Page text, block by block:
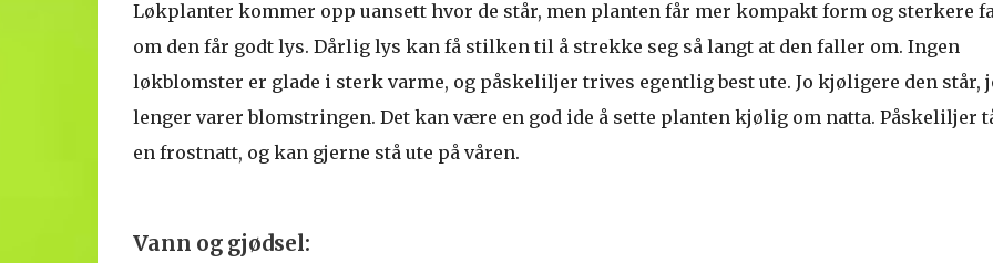
Løkplanter kommer opp uansett hvor de står, men planten får mer kompakt form og sterkere
om den får godt lys. Dårlig lys kan få stilken til å strekke seg så langt at den faller om. Ingen
løkblomster er glade i sterk varme, og påskeliljer trives egentlig best ute. Jo kjøligere den står,
lenger varer blomstringen. Det kan være en god ide å sette planten kjølig om natta. Påskeliljer
en frostnatt, og kan gjerne stå ute på våren.
Vann og gjødsel: